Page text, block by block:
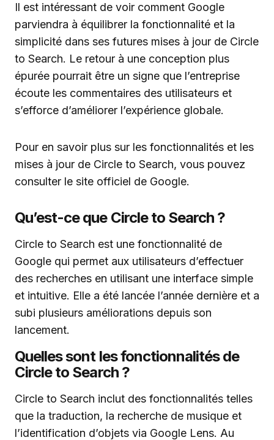
Il est intéressant de voir comment Google
parviendra à équilibrer la fonctionnalité et la
simplicité dans ses futures mises à jour de Circle
to Search. Le retour à une conception plus
épurée pourrait être un signe que l’entreprise
écoute les commentaires des utilisateurs et
s’efforce d’améliorer l’expérience globale.
Pour en savoir plus sur les fonctionnalités et les
mises à jour de Circle to Search, vous pouvez
consulter le site officiel de Google.
Qu’est-ce que Circle to Search ?
Circle to Search est une fonctionnalité de
Google qui permet aux utilisateurs d’effectuer
des recherches en utilisant une interface simple
et intuitive. Elle a été lancée l’année dernière et a
subi plusieurs améliorations depuis son
lancement.
Quelles sont les fonctionnalités de
Circle to Search ?
Circle to Search inclut des fonctionnalités telles
que la traduction, la recherche de musique et
l’identification d’objets via Google Lens. Au